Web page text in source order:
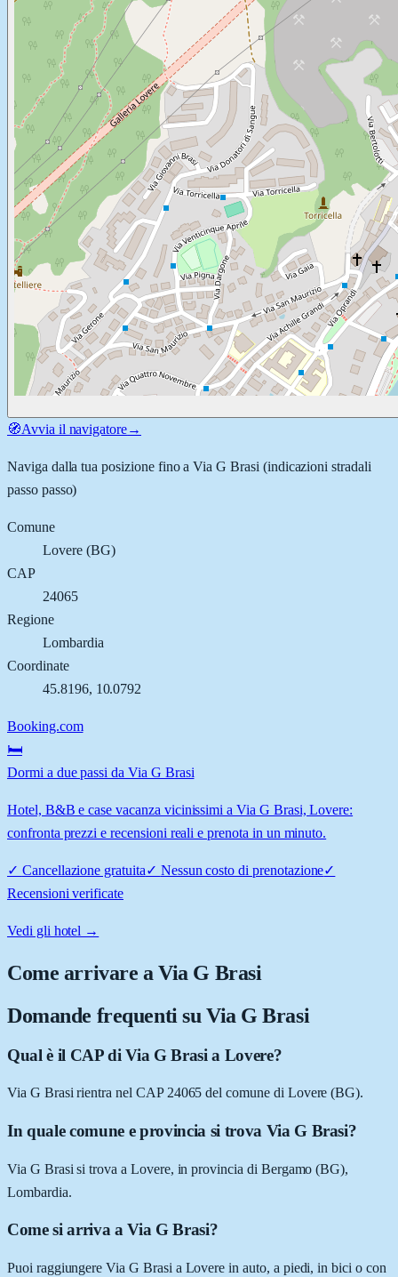
🧭Avvia il navigatore→
Naviga dalla tua posizione fino aVia G Brasi (indicazioni stradali
passo passo)
Comune
Lovere(BG)
CAP
24065
Regione
Lombardia
Coordinate
45.8196, 10.0792
Booking.com
🛏️
Dormi a due passi da Via G Brasi
Hotel, B&B e case vacanza vicinissimi a Via G Brasi, Lovere:
confronta prezzi e recensioni reali e prenota in un minuto.
✓ Cancellazione gratuita✓ Nessun costo di prenotazione✓
Recensioni verificate
Vedi gli hotel →
Come arrivare aVia G Brasi
Domande frequenti su Via G Brasi
Qual è il CAP di Via G Brasi a Lovere?
Via G Brasi rientra nel CAP 24065 del comune di Lovere (BG).
In quale comune e provincia si trova Via G Brasi?
Via G Brasi si trova a Lovere, in provincia di Bergamo (BG),
Lombardia.
Come si arriva a Via G Brasi?
Puoi raggiungere Via G Brasi a Lovere in auto, a piedi, in bici o con